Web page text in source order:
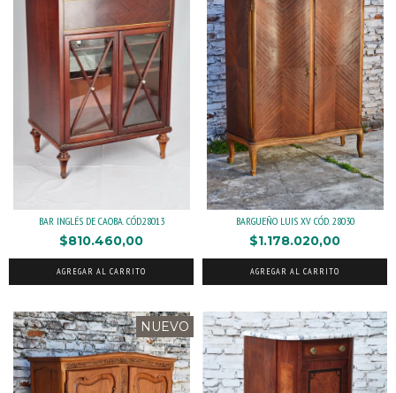
BAR INGLÉS DE CAOBA. CÓD.28013
$810.460,00
AGREGAR AL CARRITO
BARGUEÑO LUIS XV CÓD. 28030
$1.178.020,00
AGREGAR AL CARRITO
NUEVO